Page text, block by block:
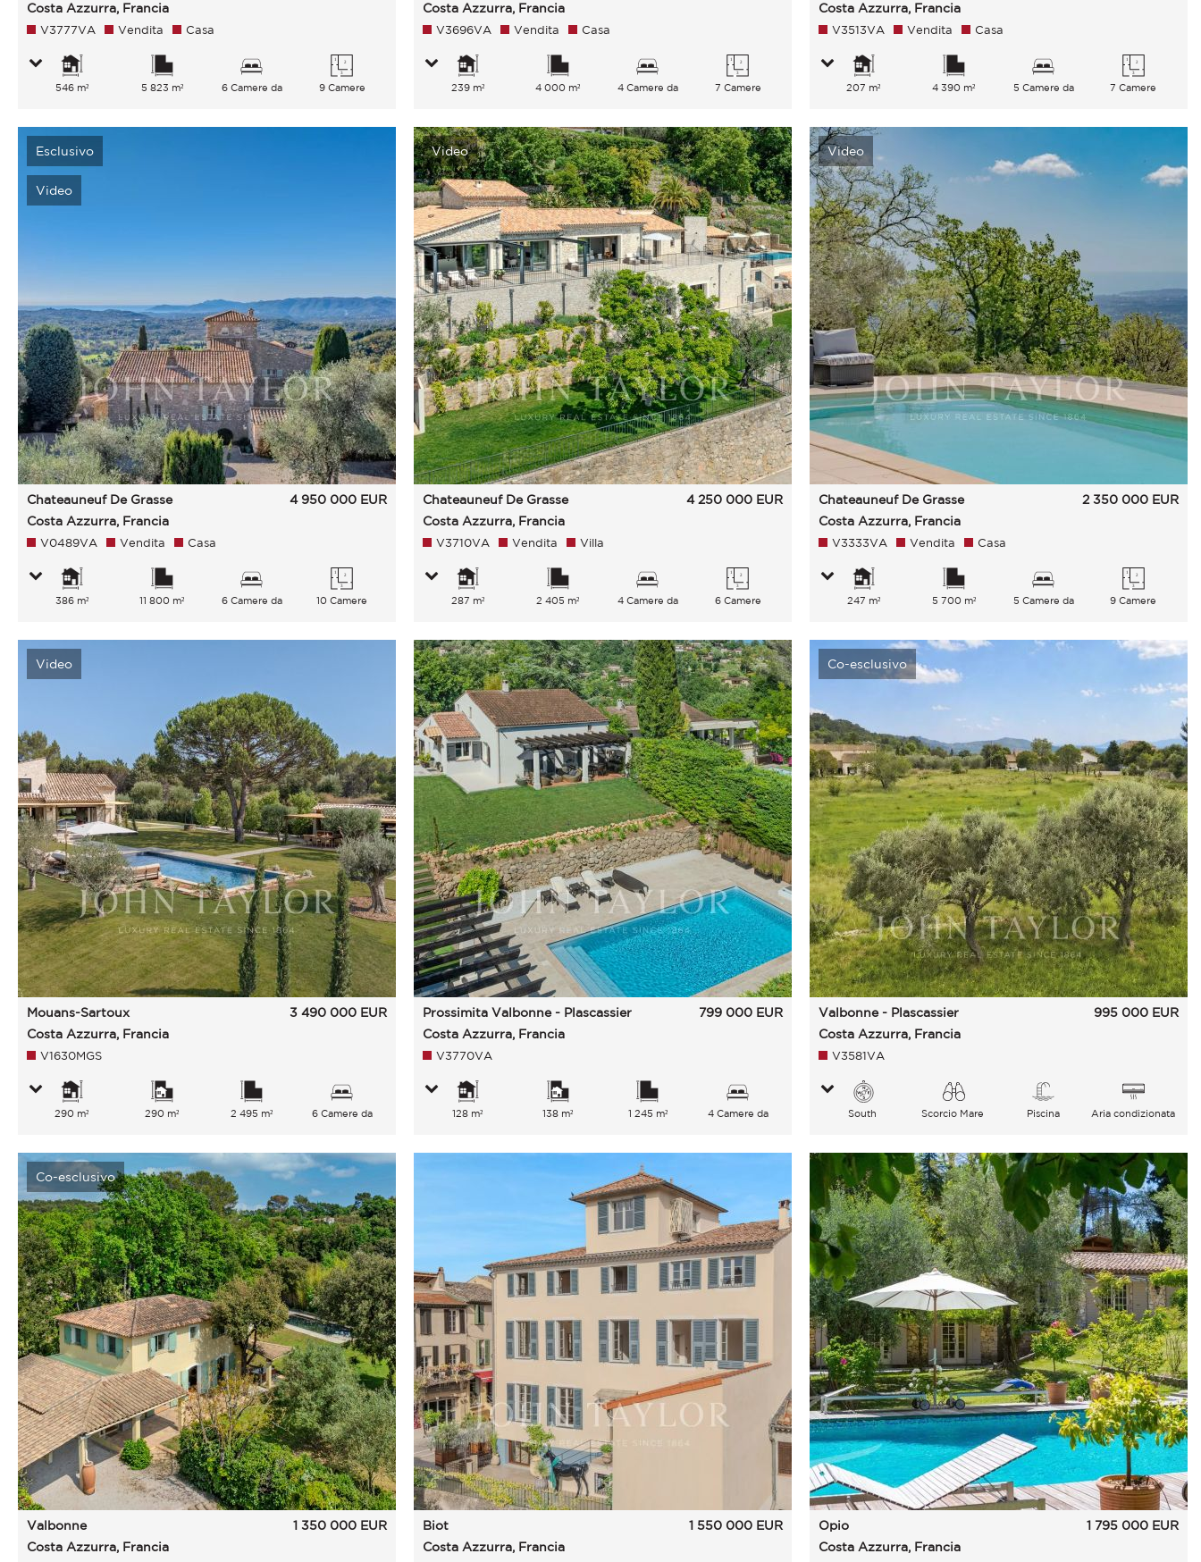
Costa Azzurra, Francia
V3777VA Vendita Casa
546 m² 5 823 m²
6 Camere da
9 Camere
Costa Azzurra, Francia
V3696VA Vendita Casa
239 m² 4 000 m²
4 Camere da
7 Camere
Costa Azzurra, Francia
V3513VA Vendita Casa
207 m² 4 390 m²
5 Camere da
7 Camere
Esclusivo
Video
Chateauneuf De Grasse
Costa Azzurra, Francia
4 950 000 EUR
V0489VA Vendita Casa
386 m² 11 800 m²
6 Camere da
10 Camere
Video
Chateauneuf De Grasse
Costa Azzurra, Francia
4 250 000 EUR
V3710VA Vendita Villa
287 m² 2 405 m²
4 Camere da
6 Camere
Video
Chateauneuf De Grasse
Costa Azzurra, Francia
2 350 000 EUR
V3333VA Vendita Casa
247 m² 5 700 m²
5 Camere da
9 Camere
Video
Mouans-Sartoux
Costa Azzurra, Francia
3 490 000 EUR
V1630MGS
290 m² 290 m² 2 495 m²
6 Camere da
Prossimita Valbonne - Plascassier
Costa Azzurra, Francia
799 000 EUR
V3770VA
128 m² 138 m² 1 245 m²
4 Camere da
Co-esclusivo
Valbonne - Plascassier
Costa Azzurra, Francia
995 000 EUR
V3581VA
South Scorcio Mare Piscina Aria condizionata
Co-esclusivo
Valbonne
Costa Azzurra, Francia
1 350 000 EUR
Biot
Costa Azzurra, Francia
1 550 000 EUR
Opio
Costa Azzurra, Francia
1 795 000 EUR